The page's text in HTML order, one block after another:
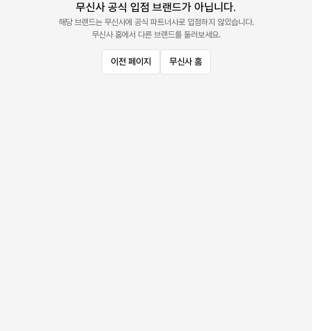
무신사 공식 입점 브랜드가 아닙니다.
해당 브랜드는 무신사에 공식 파트너사로 입점하지 않았습니다.
무신사 홈에서 다른 브랜드를 둘러보세요.
이전 페이지 무신사 홈